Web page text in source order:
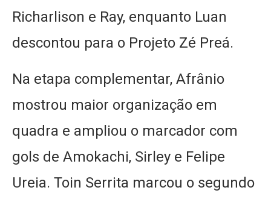
Richarlison e Ray, enquanto Luan
descontou para o Projeto Zé Preá.
Na etapa complementar, Afrânio
mostrou maior organização em
quadra e ampliou o marcador com
gols de Amokachi, Sirley e Felipe
Ureia. Toin Serrita marcou o segundo